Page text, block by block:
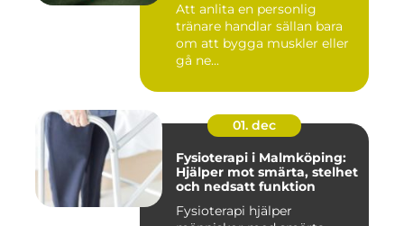
Att anlita en personlig
tränare handlar sällan bara
om att bygga muskler eller
gå ne...
01. dec
Fysioterapi i Malmköping:
Hjälper mot smärta, stelhet
och nedsatt funktion
Fysioterapi hjälper